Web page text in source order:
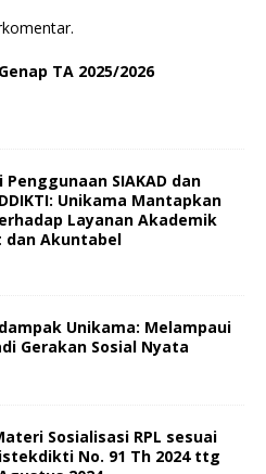
TA 2025/2026
SIAKAD dan
Unikama Mantapkan
Layanan Akademik
dan Akuntabel
Unikama: Melampaui
Gerakan Sosial Nyata
Sosialisasi RPL sesuai
No. 91 Th 2024 ttg